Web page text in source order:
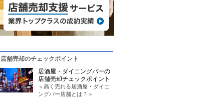
店舗売却のチェックポイント
居酒屋・ダイニングバーの
店舗売却チェックポイント
＜高く売れる居酒屋・ダイニ
ングバー店舗とは？＞